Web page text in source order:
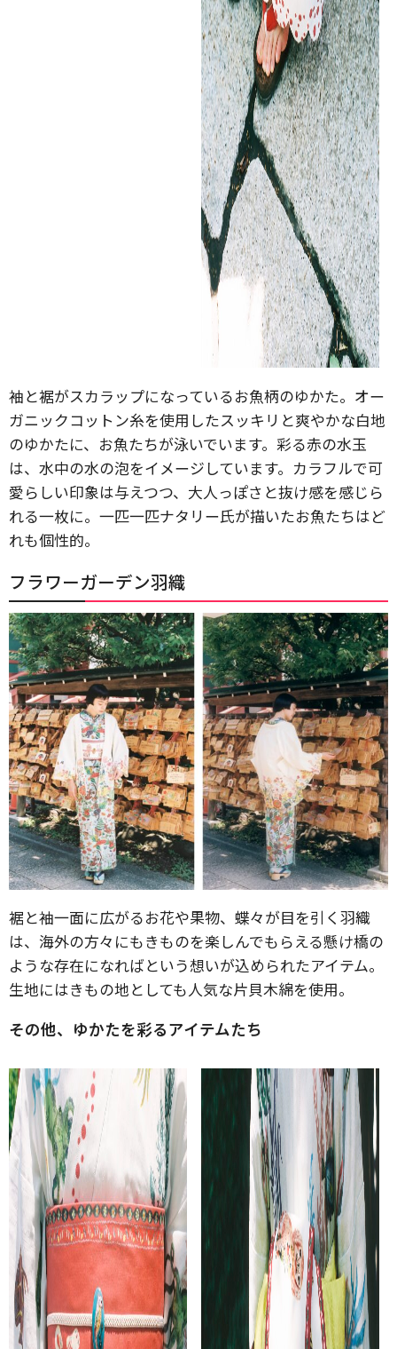
袖と裾がスカラップになっているお魚柄のゆかた。オー
ガニックコットン糸を使用したスッキリと爽やかな白地
のゆかたに、お魚たちが泳いでいます。彩る赤の水玉
は、水中の水の泡をイメージしています。カラフルで可
愛らしい印象は与えつつ、大人っぽさと抜け感を感じら
れる一枚に。一匹一匹ナタリー氏が描いたお魚たちはど
れも個性的。
フラワーガーデン羽織
裾と袖一面に広がるお花や果物、蝶々が目を引く羽織
は、海外の方々にもきものを楽しんでもらえる懸け橋の
ような存在になればという想いが込められたアイテム。
生地にはきもの地としても人気な片貝木綿を使用。
その他、ゆかたを彩るアイテムたち